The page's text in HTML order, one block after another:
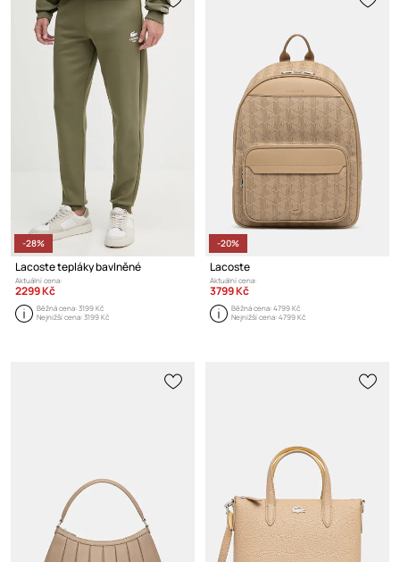
-28%
Lacoste tepláky bavlněné
Aktuální cena:
2299 Kč
Běžná cena:3199 Kč
Nejnižší cena:3199 Kč
-20%
Lacoste
Aktuální cena:
3799 Kč
Běžná cena:4799 Kč
Nejnižší cena:4799 Kč